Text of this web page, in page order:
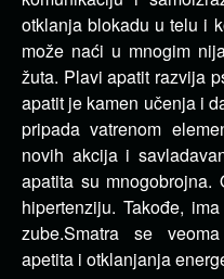
otklanja blokadu u telu i
može naći u mnogim
žuta. Plavi apatit razvija
apatit je kamen učenja i
pripada vatrenom
novih akcija i
apatita su
hipertenziju. Takođe,
zube.Smatra se
apetita i otklanjanja